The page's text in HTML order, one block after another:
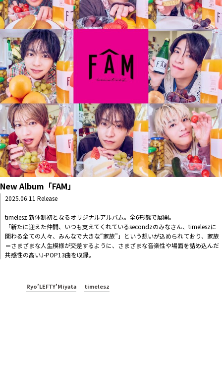
New Album「FAM」
2025.06.11 Release
timelesz 新体制初となるオリジナルアルバム。全6形態で展開。
「新たに迎えた仲間、いつも支えてくれているsecondzのみなさん、timeleszに
関わる全ての人々、みんなで大きな“家族”」という想いが込められており、家族
＝さまざまな人生模様が交差するように、さまざまな音楽性や場面を詰め込んだ
共感性の高いJ-POP13曲を収録。
Ryo’LEFTY’Miyata timelesz